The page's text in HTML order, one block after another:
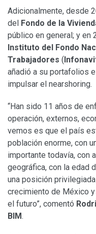
Adicionalmente, desde
del Fondo de la
público en general; y en
Instituto del Fondo
Trabajadores (
añadió a su portafolios
impulsar el nearshoring.
“Han sido 11 años de
operación, externos,
vemos es que el país
población enorme, con
importante todavía, con
geográfica, con la edad
una posición
crecimiento de México
el futuro”, comentó
BIM.